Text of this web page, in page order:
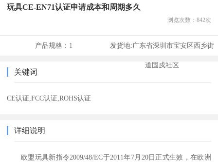
玩具CE-EN71认证申请成本和周期多久
浏览次数： 842次
产品规格： 1 发货地:广东省深圳市宝安区西乡街
道固戍社区
关键词
CE认证,FCC认证,ROHS认证
详细说明
欧盟玩具新指令2009/48/EC于2011年7月20日正式生效，在欧洲